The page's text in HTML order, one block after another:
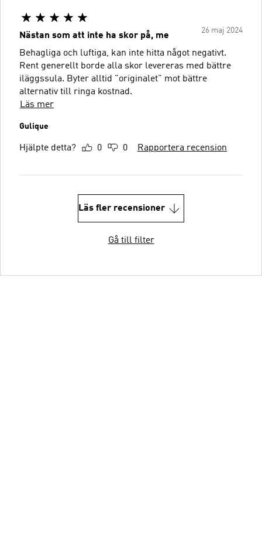
26 maj 2024
Nästan som att inte ha skor på, me
Behagliga och luftiga, kan inte hitta något negativt.
Rent generellt borde alla skor levereras med bättre
iläggssula. Byter alltid "originalet" mot bättre
alternativ till ringa kostnad.
Läs mer
Gulique
Hjälpte detta? 0 0 Rapportera recension
Läs fler recensioner
Gå till filter